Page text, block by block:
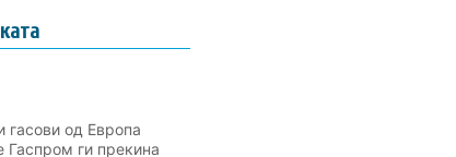
гасови од Европа
Гаспром ги прекина